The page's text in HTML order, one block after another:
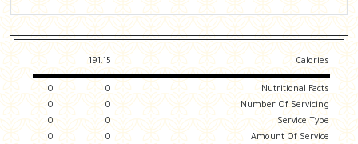
Calories
191.15
Nutritional Facts
0
0
Number Of Servicing
0
0
Service Type
0
0
Amount Of Service
0
0